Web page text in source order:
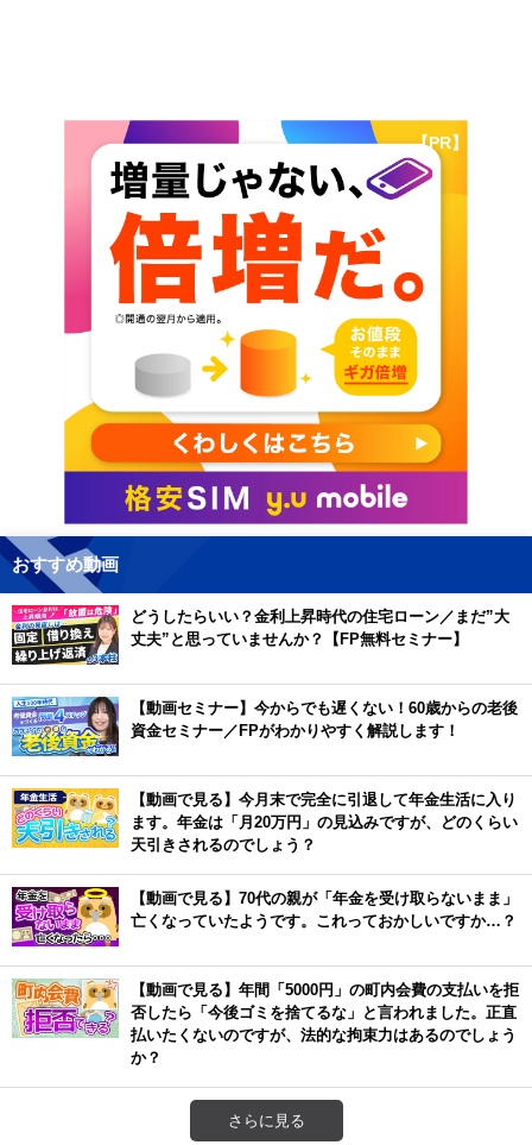
【PR】
おすすめ動画
どうしたらいい？金利上昇時代の住宅ローン／まだ”大
丈夫”と思っていませんか？【FP無料セミナー】
【動画セミナー】今からでも遅くない！60歳からの老後
資金セミナー／FPがわかりやすく解説します！
【動画で見る】今月末で完全に引退して年金生活に入り
ます。年金は「月20万円」の見込みですが、どのくらい
天引きされるのでしょう？
【動画で見る】70代の親が「年金を受け取らないまま」
亡くなっていたようです。これっておかしいですか…？
【動画で見る】年間「5000円」の町内会費の支払いを拒
否したら「今後ゴミを捨てるな」と言われました。正直
払いたくないのですが、法的な拘束力はあるのでしょう
か？
さらに見る